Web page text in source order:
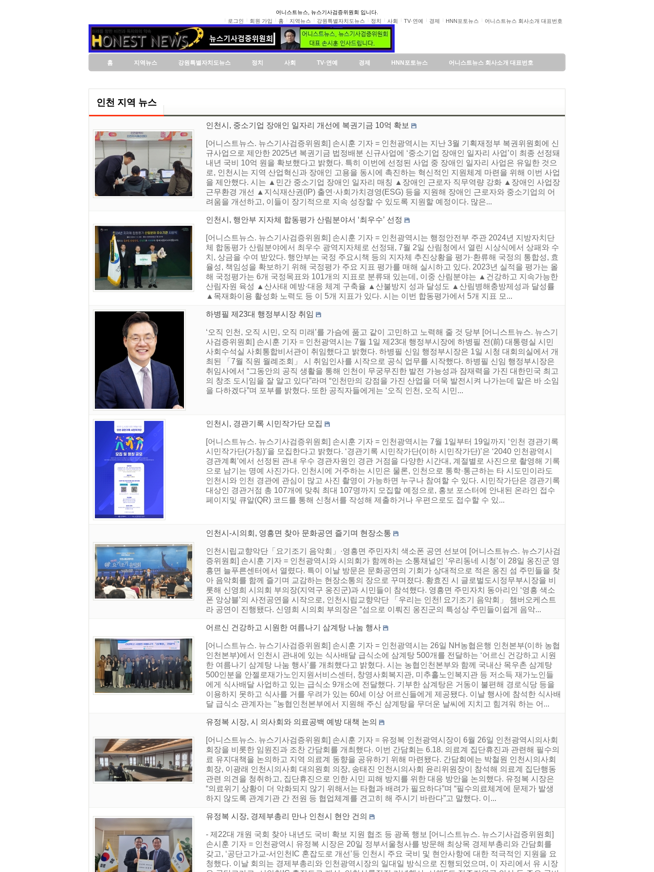
어니스트뉴스, 뉴스기사검증위원회 입니다.
로그인
회원 가입 홈 지역뉴스 강원특별자치도뉴스 정치 사회 TV·연예 경제 HNN포토뉴스 어니스트뉴스 회사소개 대표번호
홈 지역뉴스 강원특별자치도뉴스 정치 사회 TV·연예 경제 HNN포토뉴스 어니스트뉴스 회사소개 대표번호
인천 지역 뉴스
인천시, 중소기업 장애인 일자리 개선에 복권기금 10억 확보
[어니스트뉴스. 뉴스기사검증위원회] 손시훈 기자 = 인천광역시는 지난 3월 기획재정부 복권위원회에 신
규사업으로 제안한 2025년 복권기금 법정배분 신규사업에 ‘중소기업 장애인 일자리 사업’이 최종 선정돼
내년 국비 10억 원을 확보했다고 밝혔다. 특히 이번에 선정된 사업 중 장애인 일자리 사업은 유일한 것으
로, 인천시는 지역 산업혁신과 장애인 고용을 동시에 촉진하는 혁신적인 지원체계 마련을 위해 이번 사업
을 제안했다. 시는 ▲민간 중소기업 장애인 일자리 매칭 ▲장애인 근로자 직무역량 강화 ▲장애인 사업장
근무환경 개선 ▲지식재산권(IP) 출연·사회가치경영(ESG) 등을 지원해 장애인 근로자와 중소기업의 어
려움을 개선하고, 이들이 장기적으로 지속 성장할 수 있도록 지원할 예정이다. 많은...
인천시, 행안부 지자체 합동평가 산림분야서 ‘최우수’ 선정
[어니스트뉴스. 뉴스기사검증위원회] 손시훈 기자 = 인천광역시는 행정안전부 주관 2024년 지방자치단
체 합동평가 산림분야에서 최우수 광역지자체로 선정돼, 7월 2일 산림청에서 열린 시상식에서 상패와 수
치, 상금을 수여 받았다. 행안부는 국정 주요시책 등의 지자체 추진상황을 평가·환류해 국정의 통합성, 효
율성, 책임성을 확보하기 위해 국정평가 주요 지표 평가를 매해 실시하고 있다. 2023년 실적을 평가는 올
해 국정평가는 6개 국정목표와 101개의 지표로 분류돼 있는데, 이중 산림분야는 ▲건강하고 지속가능한
산림자원 육성 ▲산사태 예방·대응 체계 구축율 ▲산불방지 성과 달성도 ▲산림병해충방제성과 달성률
▲목재화이용 활성화 노력도 등 이 5개 지표가 있다. 시는 이번 합동평가에서 5개 지표 모...
하병필 제23대 행정부시장 취임
‘오직 인천, 오직 시민, 오직 미래’를 가슴에 품고 같이 고민하고 노력해 줄 것 당부 [어니스트뉴스. 뉴스기
사검증위원회] 손시훈 기자 = 인천광역시는 7월 1일 제23대 행정부시장에 하병필 전(前) 대통령실 시민
사회수석실 사회통합비서관이 취임했다고 밝혔다. 하병필 신임 행정부시장은 1일 시청 대회의실에서 개
최된 「7월 직원 월례조회」 시 취임인사를 시작으로 공식 업무를 시작했다. 하병필 신임 행정부시장은
취임사에서 “그동안의 공직 생활을 통해 인천이 무궁무진한 발전 가능성과 잠재력을 가진 대한민국 최고
의 창조 도시임을 잘 알고 있다”라며 “인천만의 강점을 가진 산업을 더욱 발전시켜 나가는데 맡은 바 소임
을 다하겠다”며 포부를 밝혔다. 또한 공직자들에게는 ‘오직 인천, 오직 시민...
인천시, 경관기록 시민작가단 모집
[어니스트뉴스. 뉴스기사검증위원회] 손시훈 기자 = 인천광역시는 7월 1일부터 19일까지 ‘인천 경관기록
시민작가단(가칭)’을 모집한다고 밝혔다. ‘경관기록 시민작가단(이하 시민작가단)’은 ‘2040 인천광역시
경관계획’에서 선정된 관내 우수 경관자원인 경관 거점을 다양한 시간대, 계절별로 사진으로 촬영해 기록
으로 남기는 명예 사진가다. 인천시에 거주하는 시민은 물론, 인천으로 통학·통근하는 타 시도민이라도
인천시와 인천 경관에 관심이 많고 사진 촬영이 가능하면 누구나 참여할 수 있다. 시민작가단은 경관기록
대상인 경관거점 총 107개에 맞춰 최대 107명까지 모집할 예정으로, 홍보 포스터에 안내된 온라인 접수
페이지및 큐알(QR) 코드를 통해 신청서를 작성해 제출하거나 우편으로도 접수할 수 있...
인천시-시의회, 영흥면 찾아 문화공연 즐기며 현장소통
인천시립교향악단「요기조기 음악회」·영흥면 주민자치 색소폰 공연 선보여 [어니스트뉴스. 뉴스기사검
증위원회] 손시훈 기자 = 인천광역시와 시의회가 함께하는 소통채널인 ‘우리동네 시청’이 28일 옹진군 영
흥면 늘푸른센터에서 열렸다. 특이 이날 방문은 문화공연의 기회가 상대적으로 적은 옹진 섬 주민들을 찾
아 음악회를 함께 즐기며 교감하는 현장소통의 장으로 꾸며졌다. 황효진 시 글로벌도시정무부시장을 비
롯해 신영희 시의회 부의장(지역구 옹진군)과 시민들이 참석했다. 영흥면 주민자치 동아리인 ‘영흥 색소
폰 앙상블’의 사전공연을 시작으로, 인천시립교향악단 「우리는 인천! 요기조기 음악회」 챔버오케스트
라 공연이 진행됐다. 신영희 시의회 부의장은 “섬으로 이뤄진 옹진군의 특성상 주민들이쉽게 음악...
어르신 건강하고 시원한 여름나기 삼계탕 나눔 행사
[어니스트뉴스. 뉴스기사검증위원회] 손시훈 기자 = 인천광역시는 26일 NH농협은행 인천본부(이하 농협
인천본부)에서 인천시 관내에 있는 식사배달 급식소에 삼계탕 500개를 전달하는 ‘어르신 건강하고 시원
한 여름나기 삼계탕 나눔 행사’를 개최했다고 밝혔다. 시는 농협인천본부와 함께 국내산 목우촌 삼계탕
500인분을 안젤로재가노인지원서비스센터, 창영사회복지관, 미추홀노인복지관 등 저소득 재가노인들
에게 식사배달 사업하고 있는 급식소 9개소에 전달했다. 기부한 삼계탕은 거동이 불편해 경로식당 등을
이용하지 못하고 식사를 거를 우려가 있는 60세 이상 어르신들에게 제공됐다. 이날 행사에 참석한 식사배
달 급식소 관계자는 "농협인천본부에서 지원해 주신 삼계탕을 무더운 날씨에 지치고 힘겨워 하는 어...
유정복 시장, 시 의사회와 의료공백 예방 대책 논의
[어니스트뉴스. 뉴스기사검증위원회] 손시훈 기자 = 유정복 인천광역시장이 6월 26일 인천광역시의사회
회장을 비롯한 임원진과 조찬 간담회를 개최했다. 이번 간담회는 6.18. 의료계 집단휴진과 관련해 필수의
료 유지대책을 논의하고 지역 의료계 동향을 공유하기 위해 마련됐다. 간담회에는 박철원 인천시의사회
회장, 이광래 인천시의사회 대의원회 의장, 송태진 인천시의사회 윤리위원장이 참석해 의료계 집단행동
관련 의견을 청취하고, 집단휴진으로 인한 시민 피해 방지를 위한 대응 방안을 논의했다. 유정복 시장은
“의료위기 상황이 더 악화되지 않기 위해서는 타협과 배려가 필요하다”며 “필수의료체계에 문제가 발생
하지 않도록 관계기관 간 전원 등 협업체계를 견고히 해 주시기 바란다”고 말했다. 이...
유정복 시장, 경제부총리 만나 인천시 현안 건의
- 제22대 개원 국회 찾아 내년도 국비 확보 지원 협조 등 광폭 행보 [어니스트뉴스. 뉴스기사검증위원회]
손시훈 기자 = 인천광역시 유정복 시장은 20일 정부서울청사를 방문해 최상목 경제부총리와 간담회를
갖고, ‘공단고가교-서인천IC 혼잡도로 개선’등 인천시 주요 국비 및 현안사항에 대한 적극적인 지원을 요
청했다. 이날 회의는 경제부총리와 인천광역시장의 일대일 방식으로 진행되었으며, 이 자리에서 유 시장